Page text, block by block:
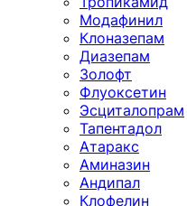
Модафинил
Клоназепам
Диазепам
Золофт
Флуоксетин
Эсциталопрам
Тапентадол
Атаракс
Аминазин
Андипал
Клофелин